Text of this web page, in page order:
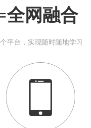
全网融合
平台，实现随时随地学习